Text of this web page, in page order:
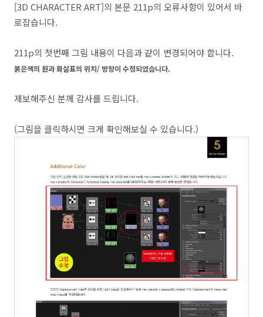
[3D CHARACTER ART]의 본문 211p의 오류사항이 있어서 바
로잡습니다.
211p의 첫번째 그림 내용이 다음과 같이 변경되어야 합니다.
붉은색의 원과 화살표의 위치/ 방향이 수정되었습니다.
제보해주신 분께 감사를 드립니다.
(그림을 클릭하시면 크게 확인해보실 수 있습니다.)